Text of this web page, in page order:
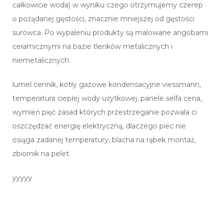
całkowicie woda) w wyniku czego otrzymujemy czerep
o pożądanej gęstości, znacznie mniejszej od gęstości
surowca. Po wypaleniu produkty są malowane angobami
ceramicznymi na bazie tlenków metalicznych i
niemetalicznych.
lumel cennik, kotły gazowe kondensacyjne viessmann,
temperatura ciepłej wody użytkowej, panele selfa cena,
wymień pięć zasad których przestrzeganie pozwala ci
oszczędzać energię elektryczną, dlaczego piec nie
osiąga zadanej temperatury, blacha na rąbek montaż,
zbiornik na pelet
yyyyy